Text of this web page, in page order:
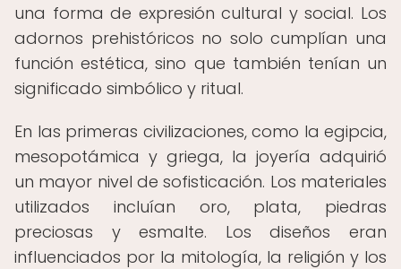
una forma de expresión cultural y social. Los
adornos prehistóricos no solo cumplían una
función estética, sino que también tenían un
significado simbólico y ritual.
En las primeras civilizaciones, como la egipcia,
mesopotámica y griega, la joyería adquirió
un mayor nivel de sofisticación. Los materiales
utilizados incluían oro, plata, piedras
preciosas y esmalte. Los diseños eran
influenciados por la mitología, la religión y los